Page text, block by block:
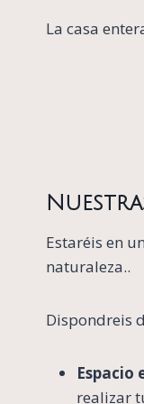
La casa
Estaréis en
naturaleza..
Dispondreis
Espacio
realizar